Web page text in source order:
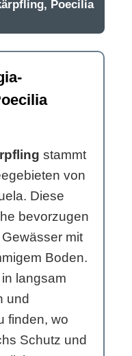
Poecilia
stammt
von
Diese
bevorzugen
mit
Boden.
langsam
und
finden, wo
Schutz und